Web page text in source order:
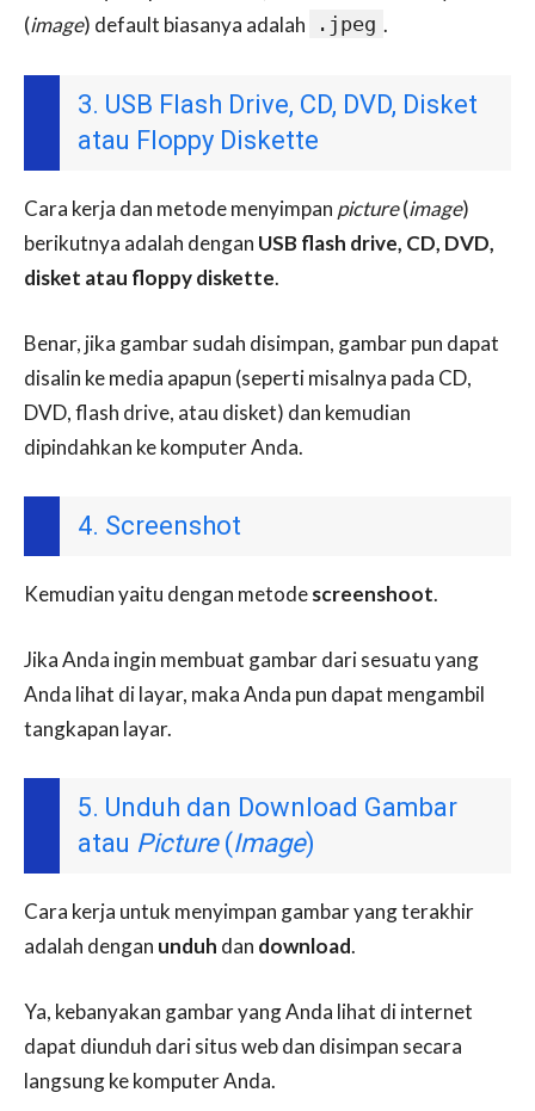
(image) default biasanya adalah .jpeg .
3. USB Flash Drive, CD, DVD, Disket
atau Floppy Diskette
Cara kerja dan metode menyimpan picture(image)
berikutnya adalah dengan USB flash drive, CD, DVD,
disket atau floppy diskette.
Benar, jika gambar sudah disimpan, gambar pun dapat
disalin ke media apapun (seperti misalnya pada CD,
DVD, flash drive, atau disket) dan kemudian
dipindahkan ke komputer Anda.
4. Screenshot
Kemudian yaitu dengan metodescreenshoot.
Jika Anda ingin membuat gambar dari sesuatu yang
Anda lihat di layar, maka Anda pun dapat mengambil
tangkapan layar.
5. Unduh dan Download Gambar
atau Picture(Image)
Cara kerja untuk menyimpan gambar yang terakhir
adalah dengan unduh dan download.
Ya, kebanyakan gambar yang Anda lihat di internet
dapat diunduh dari situs web dan disimpan secara
langsung ke komputer Anda.